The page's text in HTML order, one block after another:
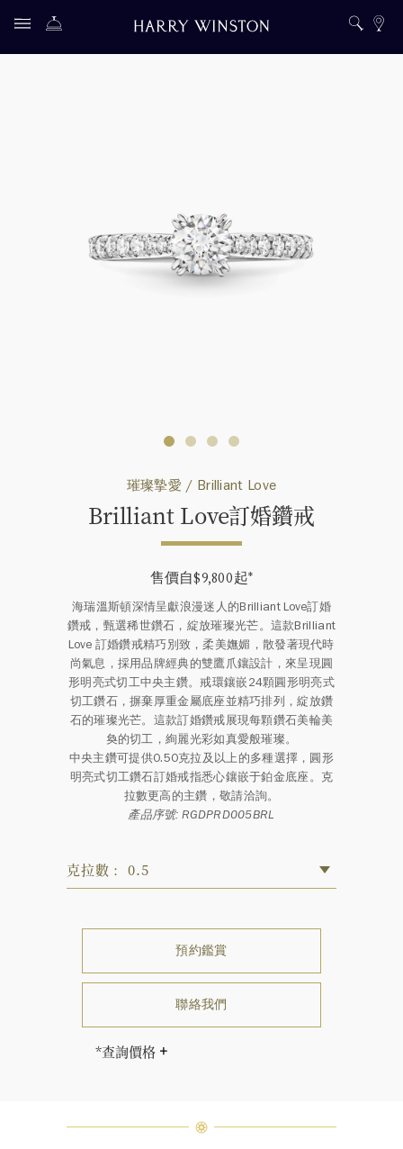
璀璨摯愛 / Brilliant Love
Brilliant Love訂婚鑽戒
售價自$9,800起*
海瑞溫斯頓深情呈獻浪漫迷人的Brilliant Love訂婚
鑽戒，甄選稀世鑽石，綻放璀璨光芒。這款Brilliant
Love 訂婚鑽戒精巧別致，柔美嫵媚，散發著現代時
尚氣息，採用品牌經典的雙鷹爪鑲設計，來呈現圓
形明亮式切工中央主鑽。戒環鑲嵌24顆圓形明亮式
切工鑽石，摒棄厚重金屬底座並精巧排列，綻放鑽
石的璀璨光芒。這款訂婚鑽戒展現每顆鑽石美輪美
奐的切工，絢麗光彩如真愛般璀璨。
中央主鑽可提供0.50克拉及以上的多種選擇，圓形
明亮式切工鑽石訂婚戒指悉心鑲嵌于鉑金底座。克
拉數更高的主鑽，敬請洽詢。
產品序號: RGDPRD005BRL
克拉數： 0.5
預約鑑賞
聯絡我們
*查詢價格
兩顆相同的鑽石。」 海瑞溫斯頓的每